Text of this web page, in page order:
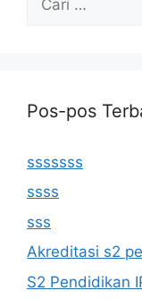
untuk:
Pos-pos
sssssss
ssss
sss
Akreditasi s2
S2 Pendidikan